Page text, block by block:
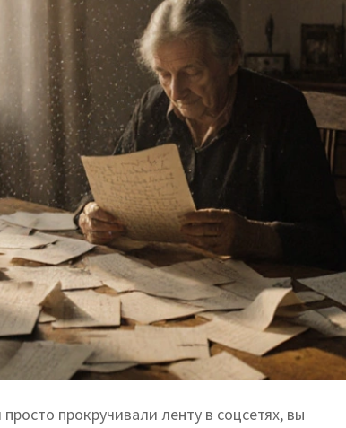
прокручивали ленту в соцсетях, вы